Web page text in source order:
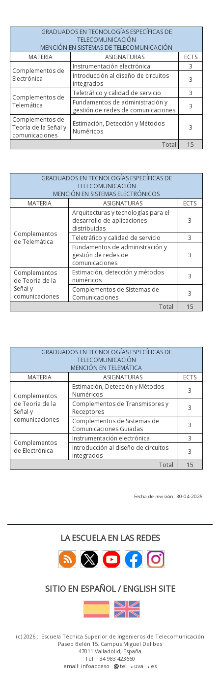
GRADUADOS EN TECNOLOGÍAS ESPECÍFICAS DE
TELECOMUNICACIÓN
MENCIÓN EN SISTEMAS DE TELECOMUNICACIÓN
MATERIA
ASIGNATURAS
ECTS
Complementos de
Electrónica
Instrumentación electrónica
3
Introducción al diseño de circuitos
integrados
3
Complementos de
Telemática
Teletráfico y calidad de servicio
3
Fundamentos de administración y
gestión de redes de comunicaciones
3
Complementos de
Teoría de la Señal y
comunicaciones
Estimación, Detección y Métodos
Numéricos
3
Total 15
GRADUADOS EN TECNOLOGÍAS ESPECÍFICAS DE
TELECOMUNICACIÓN
MENCIÓN EN SISTEMAS ELECTRÓNICOS
MATERIA
ASIGNATURAS ECTS
Complementos
de Telemática
Arquitecturas y tecnologías para el
desarrollo de aplicaciones
distribuidas
3
Teletráfico y calidad de servicio
3
Fundamentos de administración y
gestión de redes de
comunicaciones
3
Complementos
de Teoría de la
Señal y
comunicaciones
Estimación, detección y métodos
numéricos
3
Complementos de Sistemas de
Comunicaciones
3
Total
15
GRADUADOS EN TECNOLOGÍAS ESPECÍFICAS DE
TELECOMUNICACIÓN
MENCIÓN EN TELEMÁTICA
MATERIA
ASIGNATURAS ECTS
Complementos
de Teoría de la
Señal y
comunicaciones
Estimación, Detección y Métodos
Numéricos
3
Complementos de Transmisores y
Receptores
3
Complementos de Sistemas de
Comunicaciones Guiadas
3
Complementos
de Electrónica
Instrumentación electrónica
3
Introducción al diseño de circuitos
integrados
3
Total
15
Fecha de revisión: 30-04-2025
LA ESCUELA EN LAS REDES
SITIO EN ESPAÑOL / ENGLISH SITE
(c) 2026 :: Escuela Técnica Superior de Ingenieros de Telecomunicación
Paseo Belén 15. Campus Miguel Delibes
47011 Valladolid, España
Tel: +34 983 423660
email: infoacceso
tel uva es